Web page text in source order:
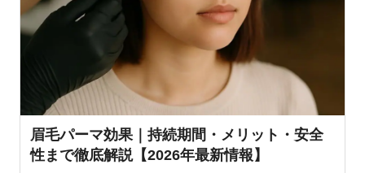
眉毛パーマ効果｜持続期間・メリット・安全
性まで徹底解説【2026年最新情報】